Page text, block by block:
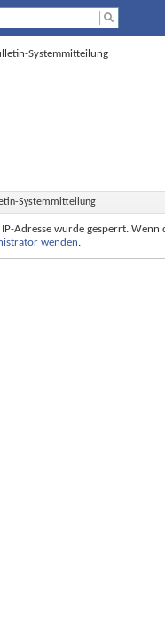
Systemmitteilung
Systemmitteilung
IP-Adresse wurde gesperrt.
wenden.